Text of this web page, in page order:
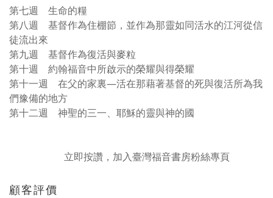
第七週 生命的糧
第八週 基督作為住棚節，並作為那靈如同活水的江河從信
徒流出來
第九週 基督作為復活與麥粒
第十週 約翰福音中所啟示的榮耀與得榮耀
第十一週 在父的家裏—活在那藉著基督的死與復活所為我
們豫備的地方
第十二週 神聖的三一、耶穌的靈與神的國
立即按讚，加入臺灣福音書房粉絲專頁
顧客評價